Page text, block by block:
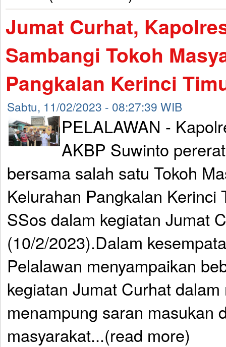
Jumat Curhat,
Sambangi Tokoh
Pangkalan Kerinci
Sabtu, 11/02/2023 - 08:27:39 WIB
PELALAWAN -
AKBP Suwinto
bersama salah satu Tokoh
Kelurahan Pangkalan Kerinci
SSos dalam kegiatan Jumat
(10/2/2023).Dalam
Pelalawan menyampaikan
kegiatan Jumat Curhat dalam
menampung saran masukan
masyarakat...(read more)